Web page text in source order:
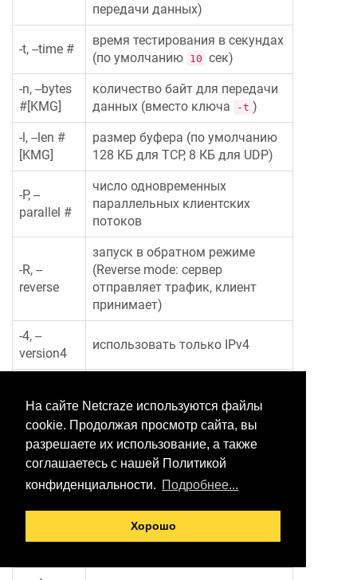
На сайте Netcraze используются файлы
cookie. Продолжая просмотр сайта, вы
разрешаете их использование, а также
соглашаетесь с нашей Политикой
конфиденциальности. Подробнее...
Хорошо
передачи данных)
-t, --time #
время тестирования в секундах
(по умолчанию 10 сек)
-n, --bytes
#[KMG]
количество байт для передачи
данных (вместо ключа
-t )
-l, --len #
[KMG]
размер буфера (по умолчанию
128 КБ для TCP, 8 КБ для UDP)
-P, --
parallel #
число одновременных
параллельных клиентских
потоков
-R, --
reverse
запуск в обратном режиме
(Reverse mode: сервер
отправляет трафик, клиент
принимает)
-4, --
version4
использовать только IPv4
version6
-Z, --
zerocopy
метод отправки данных по
технологии zero copу для
снижения нагрузки на
процессор
N
(игнорировать алгоритм TCP